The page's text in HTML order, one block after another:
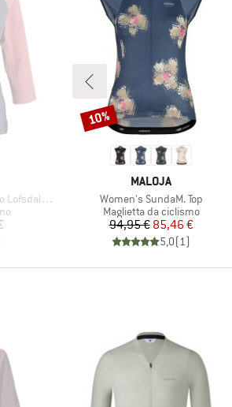
3/4 Tee
MARCHIO
MALOJA
Articolo
Women's SundaM. Top
Gruppo di prodotti
Maglietta da ciclismo
Prezzo
94,95 €Prezzo ridotto
85,46 €
5,0(1)
Sconto
10%